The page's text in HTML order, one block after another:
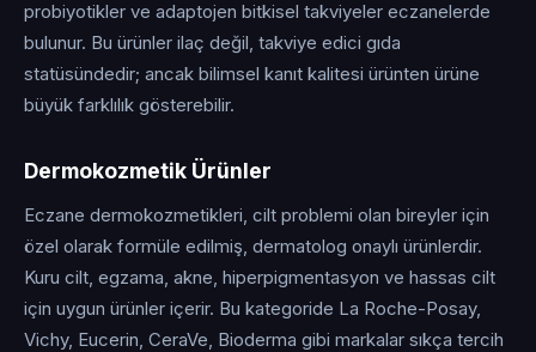
probiyotikler ve adaptojen bitkisel takviyeler eczanelerde
bulunur. Bu ürünler ilaç değil, takviye edici gıda
statüsündedir; ancak bilimsel kanıt kalitesi ürünten ürüne
büyük farklılık gösterebilir.
Dermokozmetik Ürünler
Eczane dermokozmetikleri, cilt problemi olan bireyler için
özel olarak formüle edilmiş, dermatolog onaylı ürünlerdir.
Kuru cilt, egzama, akne, hiperpigmentasyon ve hassas cilt
için uygun ürünler içerir. Bu kategoride La Roche-Posay,
Vichy, Eucerin, CeraVe, Bioderma gibi markalar sıkça tercih